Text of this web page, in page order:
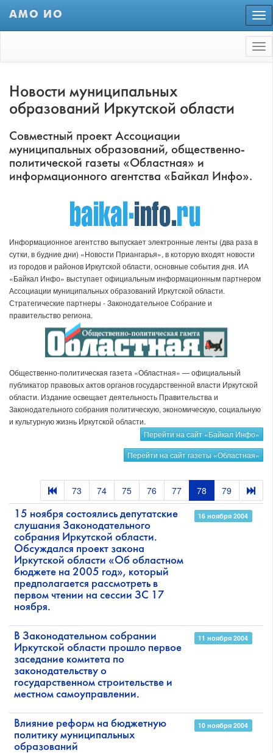
АМО ИО
Новости муниципальных
образований Иркутской области
Совместный проект Ассоциации
муниципальных образований, общественно-
политической газеты «Областная» и
информационного агентства «Байкал Инфо».
Информационное агентство выпускает электронные ленты (два раза в
сутки, в будние дни) «Новости Приангарья», в которую входят новости
из городов и районов Иркутской области, основные события дня. ИА
«Байкал Инфо» выступает официальным информационным партнером
Ассоциации муниципальных образований Иркутской области.
Стратегические партнеры - Законодательное Собрание и
правительство региона.
Общественно-политическая газета «Областная» — официальный
публикатор правовых актов органов государственной власти Иркутской
области. Издание освещает деятельность Правительства и
Законодательного собрания политическую, экономическую, социальную
и культурную жизнь Иркутской области.
Перейти на сайт «Байкал Инфо»
Перейти на сайт газеты «Областная»
73 74 75 76 77 78 79
15 ноября состоялись депутатские
слушания Законодательного
собрания Иркутской области.
Обсуждался проект закона
Иркутской области «Об областном
бюджете на 2005 год», который
предполагается рассмотреть в
первом чтении на сессии ЗС 17
ноября.
16 ноября 2004
В Законодательном собрании
Иркутской области прошло первое
заседание комитета по
законодательству о
государственном строительстве и
местном самоуправлении.
11 ноября 2004
Влияние реформ на бюджетную
политику муниципальных
образований
10 ноября 2004